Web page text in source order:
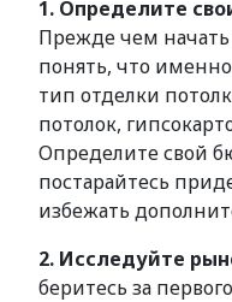
1. Определите
Прежде чем
понять, что
тип отделки
потолок,
Определите свой
постарайтесь
избежать
2. Исследуйте
беритесь за